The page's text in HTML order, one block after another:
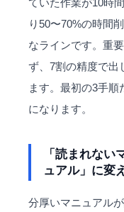
ていた作業が10時
り50〜70%の時間
なラインです。重
ず、7割の精度で出
ます。最初の3手
になります。
「読まれない
ュアル」に変
分厚いマニュアル